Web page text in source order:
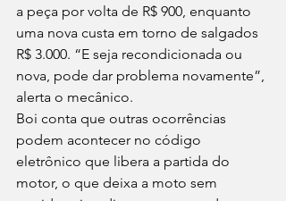
a peça por volta de R$ 900, enquanto
uma nova custa em torno de salgados
R$ 3.000. “E seja recondicionada ou
nova, pode dar problema novamente”,
alerta o mecânico.
Boi conta que outras ocorrências
podem acontecer no código
eletrônico que libera a partida do
motor, o que deixa a moto sem